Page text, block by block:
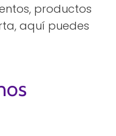
productos
aquí puedes